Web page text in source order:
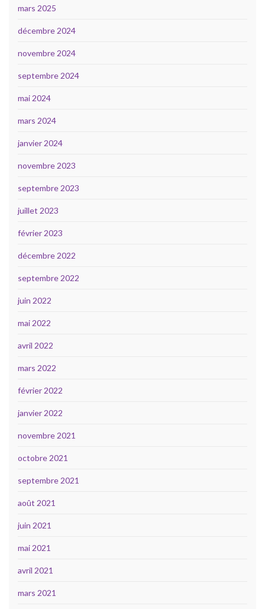
mars 2025
décembre 2024
novembre 2024
septembre 2024
mai 2024
mars 2024
janvier 2024
novembre 2023
septembre 2023
juillet 2023
février 2023
décembre 2022
septembre 2022
juin 2022
mai 2022
avril 2022
mars 2022
février 2022
janvier 2022
novembre 2021
octobre 2021
septembre 2021
août 2021
juin 2021
mai 2021
avril 2021
mars 2021